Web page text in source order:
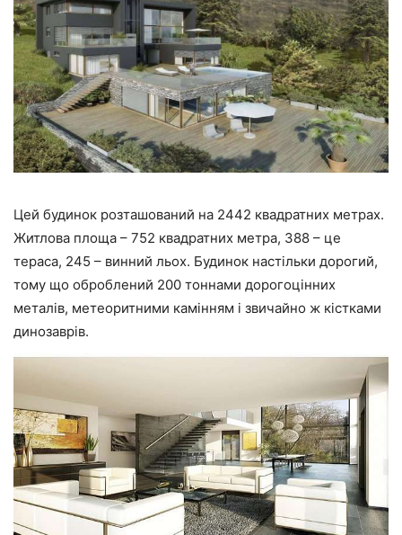
Цей будинок розташований на 2442 квадратних метрах.
Житлова площа – 752 квадратних метра, 388 – це
тераса, 245 – винний льох. Будинок настільки дорогий,
тому що оброблений 200 тоннами дорогоцінних
металів, метеоритними камінням і звичайно ж кістками
динозаврів.